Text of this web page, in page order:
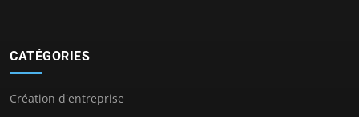
CATÉGORIES
Création d'entreprise